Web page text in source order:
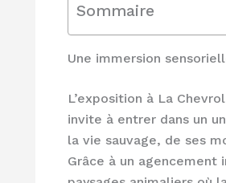
Sommaire
Une immersion
L’exposition à La
invite à entrer dans un
la vie sauvage, de ses
Grâce à un